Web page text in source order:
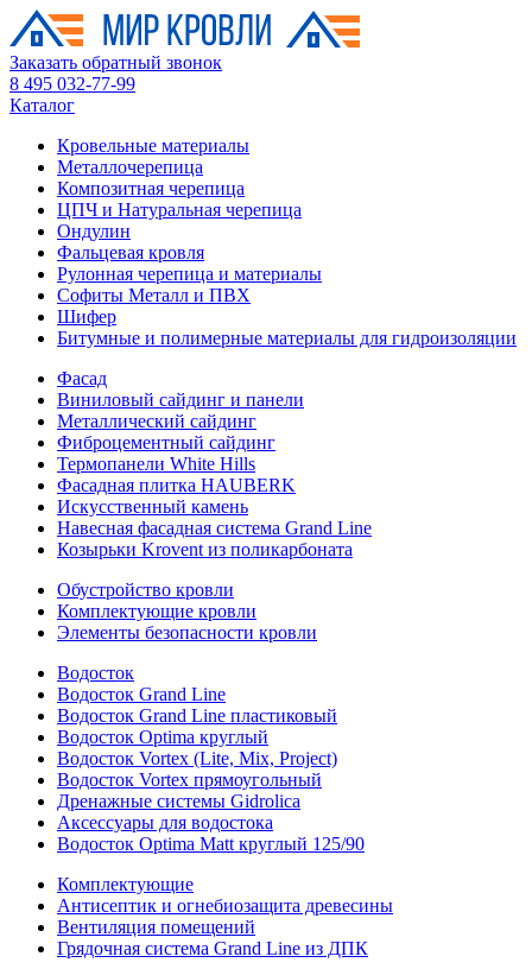
Заказать обратный звонок
8 495 032-77-99
Каталог
Кровельные материалы
Металлочерепица
Композитная черепица
ЦПЧ и Натуральная черепица
Ондулин
Фальцевая кровля
Рулонная черепица и материалы
Софиты Металл и ПВХ
Шифер
Битумные и полимерные материалы для гидроизоляции
Фасад
Виниловый сайдинг и панели
Металлический сайдинг
Фиброцементный сайдинг
Термопанели White Hills
Фасадная плитка HAUBERK
Искусственный камень
Навесная фасадная система Grand Line
Козырьки Krovent из поликарбоната
Обустройство кровли
Комплектующие кровли
Элементы безопасности кровли
Водосток
Водосток Grand Line
Водосток Grand Line пластиковый
Водосток Optima круглый
Водосток Vortex (Lite, Mix, Project)
Водосток Vortex прямоугольный
Дренажные системы Gidrolica
Аксессуары для водостока
Водосток Optima Matt круглый 125/90
Комплектующие
Антисептик и огнебиозащита древесины
Вентиляция помещений
Грядочная система Grand Line из ДПК